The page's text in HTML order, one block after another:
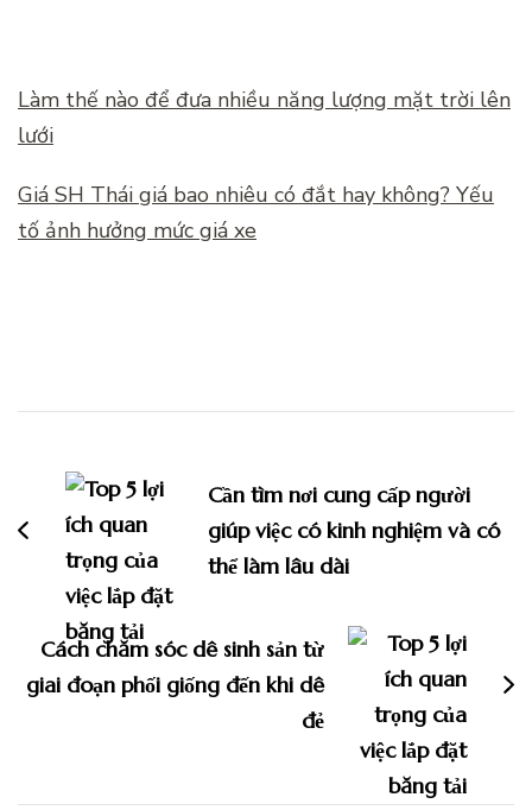
Làm thế nào để đưa nhiều năng lượng mặt trời lên
lưới
Giá SH Thái giá bao nhiêu có đắt hay không? Yếu
tố ảnh hưởng mức giá xe
hướng
viết
Cần tìm nơi cung cấp người
giúp việc có kinh nghiệm và có
thể làm lâu dài
Cách chăm sóc dê sinh sản từ
giai đoạn phối giống đến khi dê
đẻ